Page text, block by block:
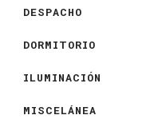
DESPACHO
DORMITORIO
ILUMINACIÓN
MISCELÁNEA